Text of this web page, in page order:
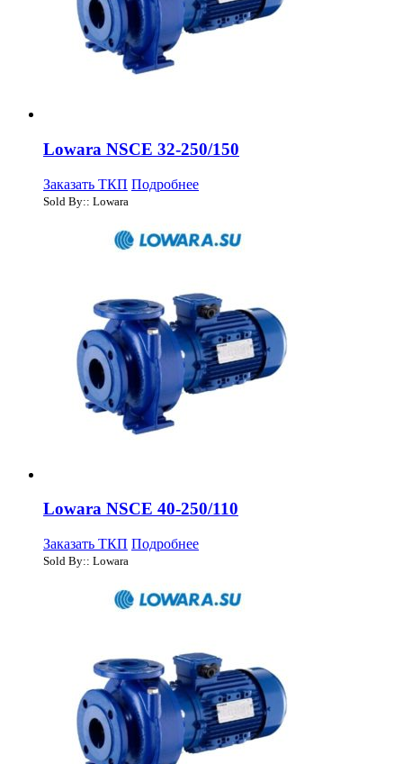
Lowara NSCE 32-250/150
Заказать ТКП Подробнее
Sold By:: Lowara
Lowara NSCE 40-250/110
Заказать ТКП Подробнее
Sold By:: Lowara